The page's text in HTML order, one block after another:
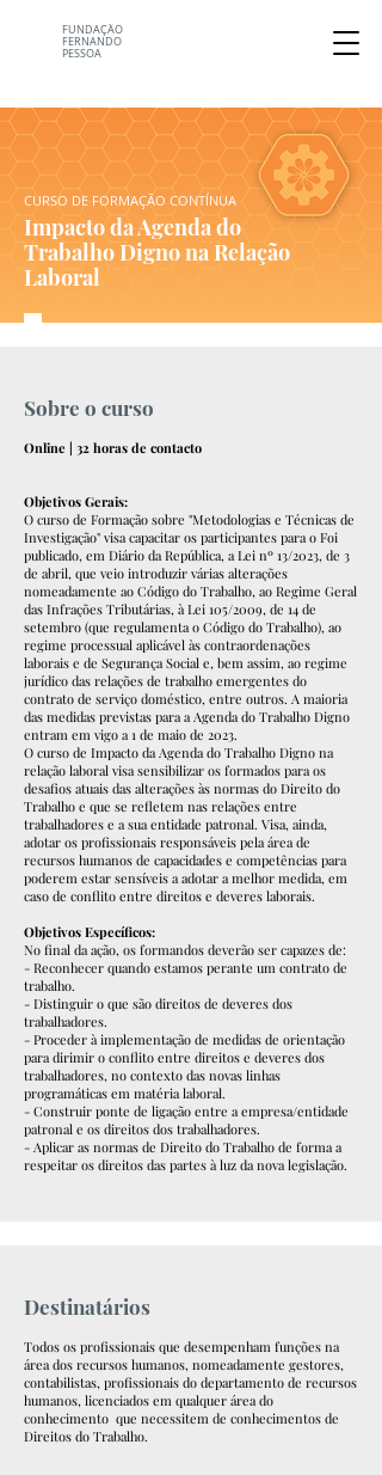
FUNDAÇÃO
FERNANDO
PESSOA
CURSO DE FORMAÇÃO CONTÍNUA
Impacto da Agenda do
Trabalho Digno na Relação
Laboral
Sobre o curso
Online | 32 horas de contacto
Objetivos Gerais:
O curso de Formação sobre "Metodologias e Técnicas de
Investigação" visa capacitar os participantes para o Foi
publicado, em Diário da República, a Lei nº 13/2023, de 3
de abril, que veio introduzir várias alterações
nomeadamente ao Código do Trabalho, ao Regime Geral
das Infrações Tributárias, à Lei 105/2009, de 14 de
setembro (que regulamenta o Código do Trabalho), ao
regime processual aplicável às contraordenações
laborais e de Segurança Social e, bem assim, ao regime
jurídico das relações de trabalho emergentes do
contrato de serviço doméstico, entre outros. A maioria
das medidas previstas para a Agenda do Trabalho Digno
entram em vigo a 1 de maio de 2023.
O curso de Impacto da Agenda do Trabalho Digno na
relação laboral visa sensibilizar os formados para os
desafios atuais das alterações às normas do Direito do
Trabalho e que se refletem nas relações entre
trabalhadores e a sua entidade patronal. Visa, ainda,
adotar os profissionais responsáveis pela área de
recursos humanos de capacidades e competências para
poderem estar sensíveis a adotar a melhor medida, em
caso de conflito entre direitos e deveres laborais.
Objetivos Específicos:
No final da ação, os formandos deverão ser capazes de:
- Reconhecer quando estamos perante um contrato de
trabalho.
- Distinguir o que são direitos de deveres dos
trabalhadores.
- Proceder à implementação de medidas de orientação
para dirimir o conflito entre direitos e deveres dos
trabalhadores, no contexto das novas linhas
programáticas em matéria laboral.
- Construir ponte de ligação entre a empresa/entidade
patronal e os direitos dos trabalhadores.
- Aplicar as normas de Direito do Trabalho de forma a
respeitar os direitos das partes à luz da nova legislação.
Destinatários
Todos os profissionais que desempenham funções na
área dos recursos humanos, nomeadamente gestores,
contabilistas, profissionais do departamento de recursos
humanos, licenciados em qualquer área do
conhecimento que necessitem de conhecimentos de
Direitos do Trabalho.